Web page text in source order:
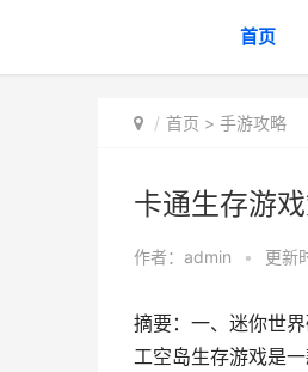
首页
首页 > 手游攻略
卡通生存游
作者： admin • 更新
摘要：一、迷你世
工空岛生存游戏是